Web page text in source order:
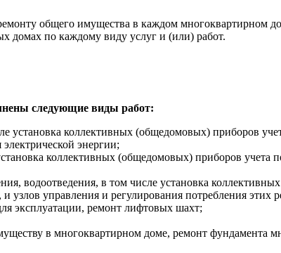
общего имущества в каждом многоквартирном
домах по каждому виду услуг и (или) работ.
следующие виды работ:
установка коллективных (общедомовых) приборов
энергии;
коллективных (общедомовых) приборов учета
водоотведения, в том числе установка
управления и регулирования потребления этих
эксплуатации, ремонт лифтовых шахт;
в многоквартирном доме, ремонт фундамента